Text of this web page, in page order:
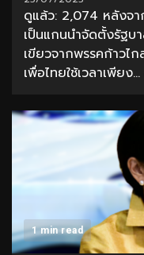
ดูแล้ว: 2,074 หลังจา
เป็นแกนนำจัดตั้งรัฐบ
เขียวจากพรรคก้าวไ
เพื่อไทยใช้เวลาเพียง...
1 min read